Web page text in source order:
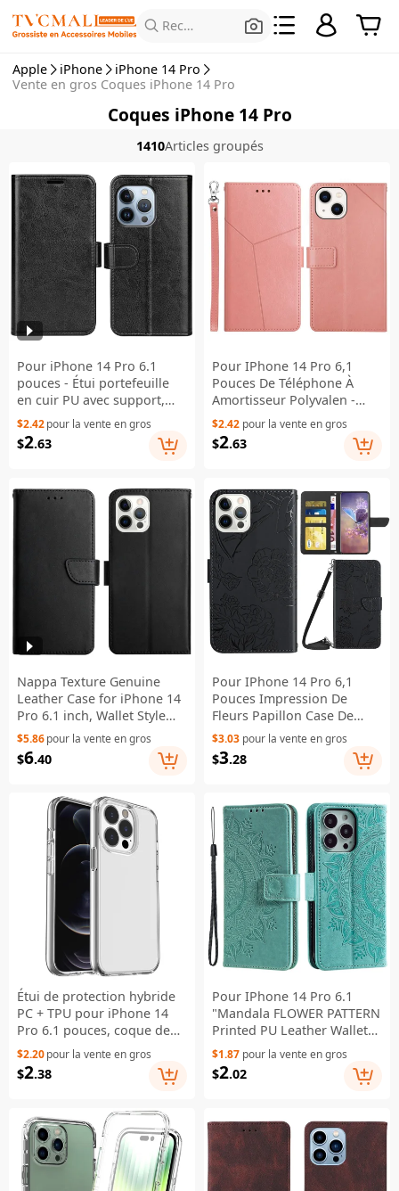
Rechercher des produits
Apple iPhone
iPhone 14 Pro
Vente en gros Coques iPhone 14 Pro
Coques iPhone 14 Pro
1410Articles groupés
Pour iPhone 14 Pro 6.1
pouces - Étui portefeuille
en cuir PU avec support,
texture Crazy Horse,
protection magnétique TPU
- Noir
$2.42pour la vente en gros
$2.63
Pour IPhone 14 Pro 6,1
Pouces De Téléphone À
Amortisseur Polyvalen -
Rose
$2.42 pour la vente en gros
$2.63
Nappa Texture Genuine
Leather Case for iPhone 14
Pro 6.1 inch, Wallet Style
Foldable Stand Phone
Cover - Black
$5.86pour la vente en gros
$6.40
Pour IPhone 14 Pro 6,1
Pouces Impression De
Fleurs Papillon Case De
Téléphone PU Le Cuir En
Cuir Intérieur TPU
Couvercle De Support Avec
$3.03 pour la vente en gros
$3.28
Étui de protection hybride
PC + TPU pour iPhone 14
Pro 6.1 pouces, coque de
protection transparente et
antichoc - Transparent
$2.20pour la vente en gros
$2.38
Pour IPhone 14 Pro 6.1
"Mandala FLOWER PATTERN
Printed PU Leather Wallet
Case Magnetic Seal Bracket
Soft TPU Bookspace - Vert
$1.87 pour la vente en gros
$2.02